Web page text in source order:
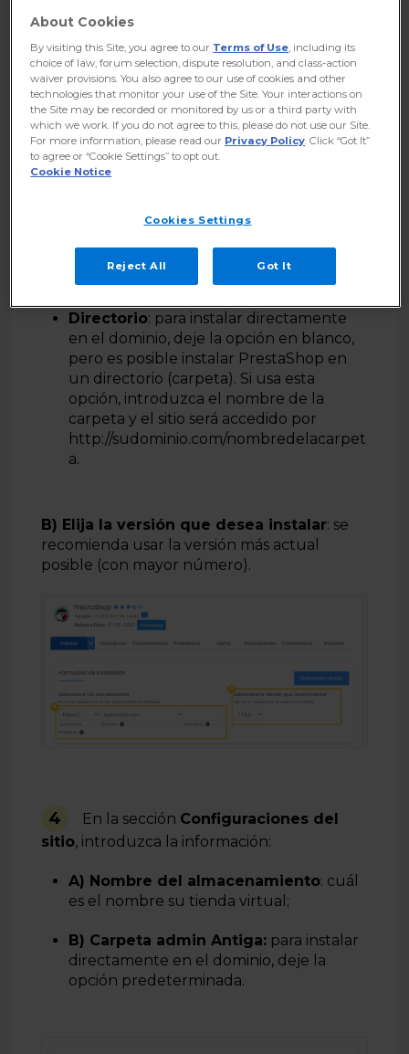
introduzca los datos de dirección de su sitio:
A) Elija la URL de instalación :
Seleccione protocolo: elija cómo se
accederá al sitio. Por defecto usamos
siempre “
certificado SSL gratuito)
Seleccione el dominio
: elija en qué
dominio desea realizar la instalación;
Directorio: para instalar directamente
en el dominio, deje la opción en blanco,
pero es posible instalar PrestaShop en
un directorio (carpeta). Si usa esta
opción, introduzca el nombre de la
carpeta y el sitio será accedido por
http://sudominio.com/nombredelacarpet
a.
B) Elija la versión que desea instalar: se
recomienda usar la versión más actual
posible (con mayor número).
4 En la sección Configuraciones del
sitio, introduzca la información:
A) Nombre del almacenamiento: cuál
es el nombre su tienda virtual;
B) Carpeta admin Antiga: para instalar
directamente en el dominio, deje la
opción predeterminada.
About Cookies
By visiting this Site, you agree to our Terms of Use, including its
choice of law, forum selection, dispute resolution, and class-action
waiver provisions. You also agree to our use of cookies and other
technologies that monitor your use of the Site. Your interactions on
the Site may be recorded or monitored by us or a third party with
which we work. If you do not agree to this, please do not use our Site.
For more information, please read our Privacy Policy. Click “Got It”
to agree or “Cookie Settings” to opt out.
Cookie Notice
Cookies Settings
Reject All Got It